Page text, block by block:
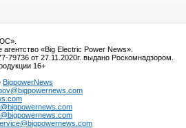
«Big Electric Power News».
от 27.11.2020г. выдано Роскомнадзором.
16+
BigpowerNews